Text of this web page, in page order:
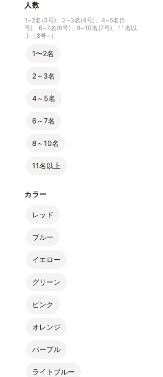
人数
1~2名(3号)、2~3名(4号)、4~5名(5
号)、6~7名(6号)、8~10名(7号)、11名以
上（8号~）
1〜2名
2～3名
4～5名
6～7名
8～10名
11名以上
カラー
レッド
ブルー
イエロー
グリーン
ピンク
オレンジ
パープル
ライトブルー